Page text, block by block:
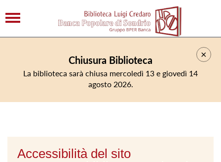
×
Chiusura Biblioteca
La biblioteca sarà chiusa mercoledì 13 e giovedì 14
agosto 2026.
Accessibilità del sito